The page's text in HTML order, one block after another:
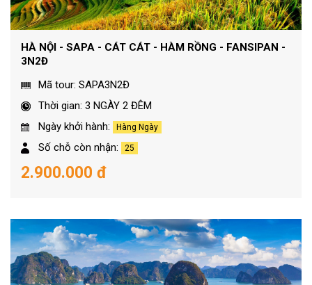
HÀ NỘI - SAPA - CÁT CÁT - HÀM RỒNG - FANSIPAN -
3N2Đ
Mã tour: SAPA3N2Đ
Thời gian: 3 NGÀY 2 ĐÊM
Ngày khởi hành:
Hàng Ngày
Số chỗ còn nhận: 25
2.900.000 đ